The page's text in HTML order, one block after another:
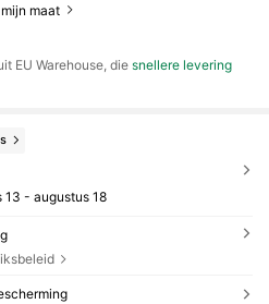
maat
EU Warehouse, diesnellere levering
13 - augustus 18